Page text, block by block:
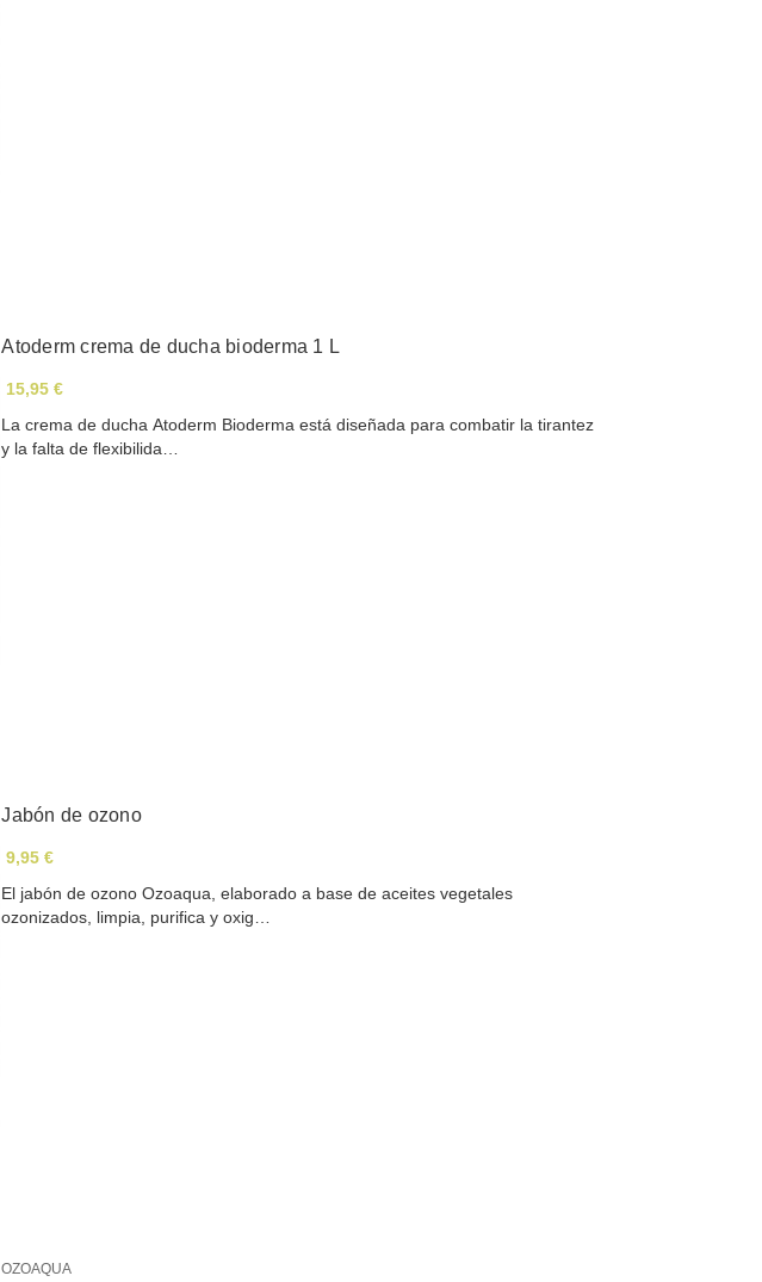
Atoderm crema de ducha bioderma 1 L
15,95 €
La crema de ducha Atoderm Bioderma está diseñada para combatir la tirantez
y la falta de flexibilida…
Jabón de ozono
9,95 €
El jabón de ozono Ozoaqua, elaborado a base de aceites vegetales
ozonizados, limpia, purifica y oxig…
OZOAQUA